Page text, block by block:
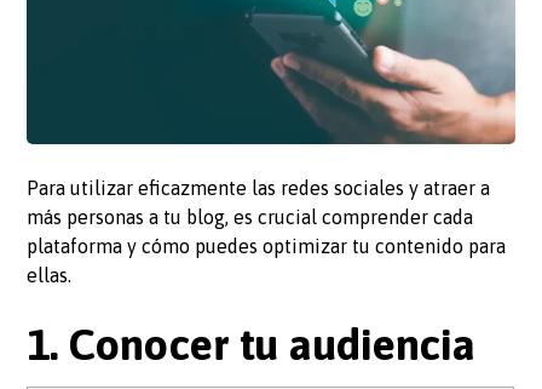
Para utilizar eficazmente las redes sociales y atraer a
más personas a tu blog, es crucial comprender cada
plataforma y cómo puedes optimizar tu contenido para
ellas.
1. Conocer tu audiencia